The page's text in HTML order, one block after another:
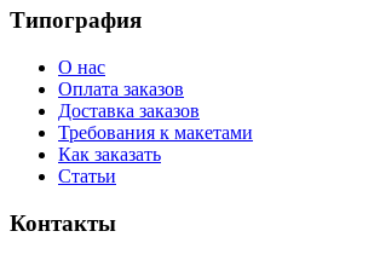
Типография
О нас
Оплата заказов
Доставка заказов
Требования к макетами
Как заказать
Статьи
Контакты